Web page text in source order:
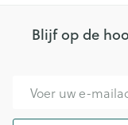
Blijf op de